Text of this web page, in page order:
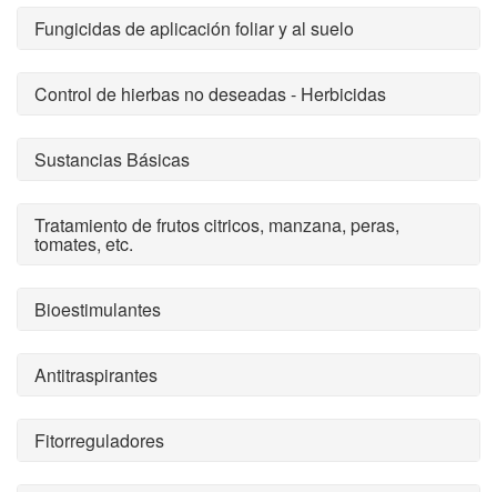
Fungicidas de aplicación foliar y al suelo
Control de hierbas no deseadas - Herbicidas
Sustancias Básicas
Tratamiento de frutos citricos, manzana, peras,
tomates, etc.
Bioestimulantes
Antitraspirantes
Fitorreguladores